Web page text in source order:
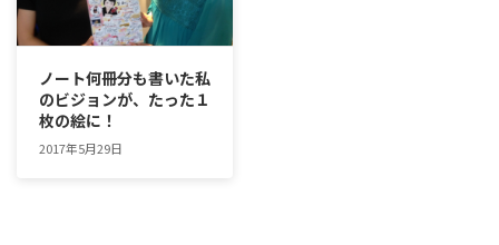
ノート何冊分も書いた私
のビジョンが、たった１
枚の絵に！
2017年5月29日